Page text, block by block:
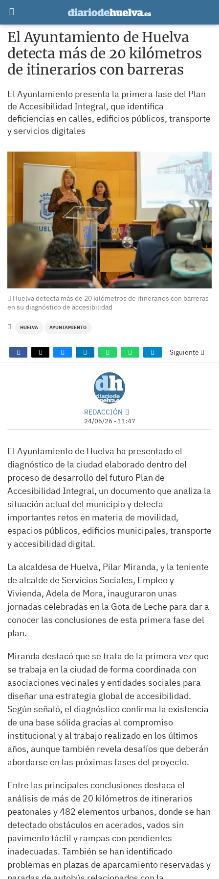
El Ayuntamiento de Huelva
detecta más de 20 kilómetros
de itinerarios con barreras
El Ayuntamiento presenta la primera fase del Plan
de Accesibilidad Integral, que identifica
deficiencias en calles, edificios públicos, transporte
y servicios digitales
Huelva detecta más de 20 kilómetros de itinerarios con barreras
en su diagnóstico de accesibilidad
HUELVA AYUNTAMIENTO
Siguiente
REDACCIÓN
24/06/26 - 11:47
El Ayuntamiento de Huelva ha presentado el
diagnóstico de la ciudad elaborado dentro del
proceso de desarrollo del futuro Plan de
Accesibilidad Integral, un documento que analiza la
situación actual del municipio y detecta
importantes retos en materia de movilidad,
espacios públicos, edificios municipales, transporte
y accesibilidad digital.
La alcaldesa de Huelva, Pilar Miranda, y la teniente
de alcalde de Servicios Sociales, Empleo y
Vivienda, Adela de Mora, inauguraron unas
jornadas celebradas en la Gota de Leche para dar a
conocer las conclusiones de esta primera fase del
plan.
Miranda destacó que se trata de la primera vez que
se trabaja en la ciudad de forma coordinada con
asociaciones vecinales y entidades sociales para
diseñar una estrategia global de accesibilidad.
Según señaló, el diagnóstico confirma la existencia
de una base sólida gracias al compromiso
institucional y al trabajo realizado en los últimos
años, aunque también revela desafíos que deberán
abordarse en las próximas fases del proyecto.
Entre las principales conclusiones destaca el
análisis de más de 20 kilómetros de itinerarios
peatonales y 482 elementos urbanos, donde se han
detectado obstáculos en acerados, vados sin
pavimento táctil y rampas con pendientes
inadecuadas. También se han identificado
problemas en plazas de aparcamiento reservadas y